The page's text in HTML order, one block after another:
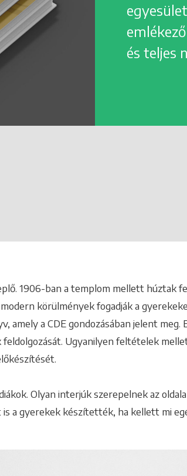
és teljes
1906-ban a templom mellett húztak
körülmények fogadják a
amely a CDE gondozásában jelent
Ugyanilyen feltételek
Olyan interjúk szerepelnek az
a gyerekek készítették, ha kellett mi